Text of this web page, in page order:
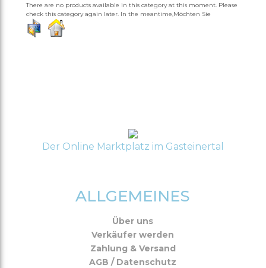
There are no products available in this category at this moment. Please
check this category again later. In the meantime,Möchten Sie
Der Online Marktplatz im Gasteinertal
ALLGEMEINES
Über uns
Verkäufer werden
Zahlung & Versand
AGB / Datenschutz
GUTSCHEIN
ANMELDEN